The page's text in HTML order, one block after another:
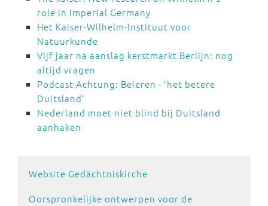
role in Imperial Germany
Het Kaiser-Wilhelm-Instituut voor
Natuurkunde
Vijf jaar na aanslag kerstmarkt Berlijn: nog
altijd vragen
Podcast Achtung: Beieren - 'het betere
Duitsland'
Nederland moet niet blind bij Duitsland
aanhaken
Website Gedächtniskirche
Oorspronkelijke ontwerpen voor de